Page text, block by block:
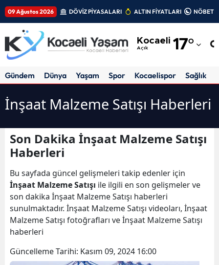
09 Ağustos 2026 DÖVİZ PİYASALARI ALTIN FİYATLARI
Kocaeli
Açık 17°
Adıyaman
Amasya
Ankara
Artvin
Aydın
Balıkesir
Bingöl
Gündem Dünya Yaşam Spor Kocaelispor Sağlık
İnşaat Malzeme Satışı Haberleri
Son Dakika İnşaat Malzeme Satışı
Haberleri
Bu sayfada güncel gelişmeleri takip edenler için
İnşaat Malzeme Satışı ile ilgili en son gelişmeler ve
son dakika İnşaat Malzeme Satışı haberleri
sunulmaktadır. İnşaat Malzeme Satışı videoları, İnşaat
Malzeme Satışı fotoğrafları ve İnşaat Malzeme Satışı
haberleri
Güncelleme Tarihi: Kasım 09, 2024 16:00